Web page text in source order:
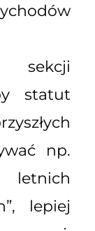
sekcji
statut
np.
letnich
lepiej